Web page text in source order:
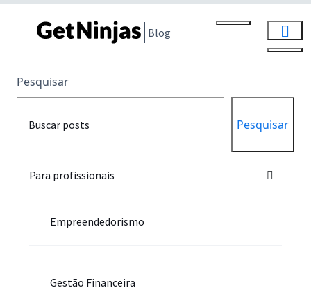
Blog
Pesquisar
Pesquisar
Para profissionais
Empreendedorismo
Gestão Financeira